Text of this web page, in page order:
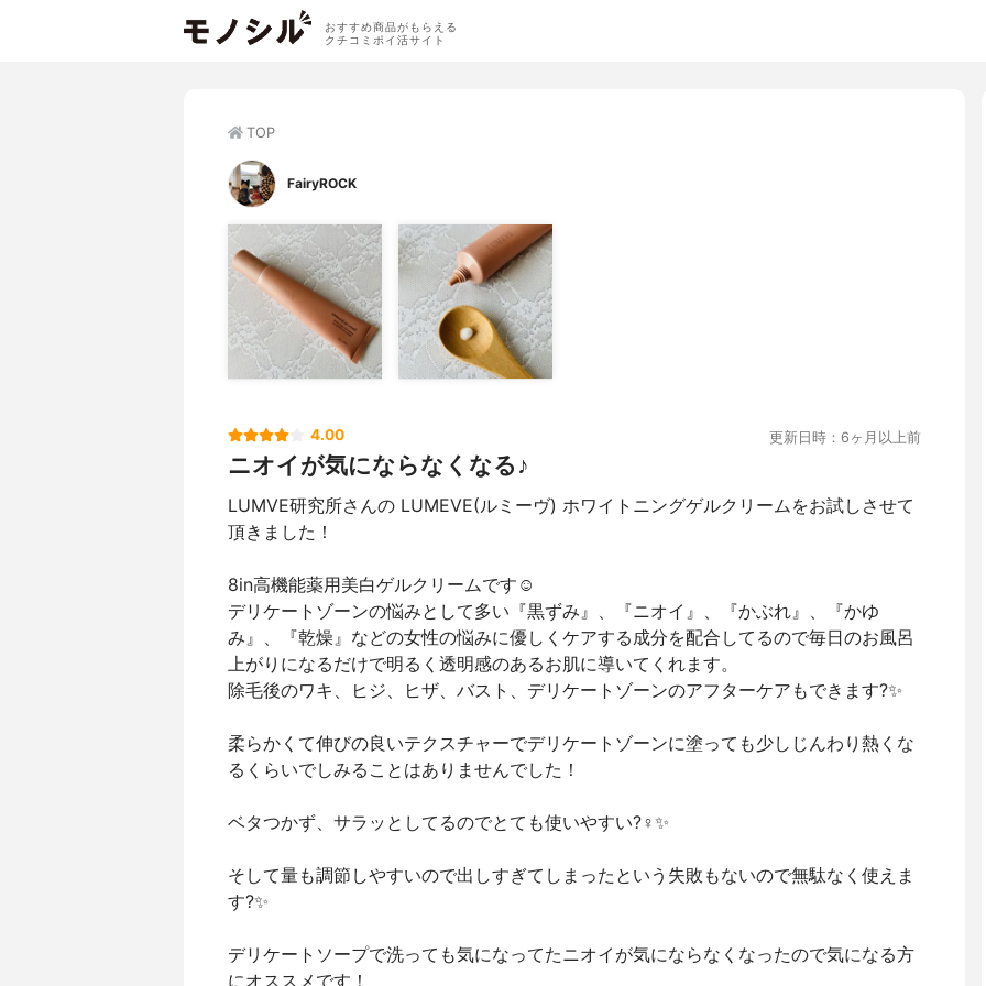
おすすめ商品がもらえる
クチコミポイ活サイト
TOP
FairyROCK
4.00 更新日時：6ヶ月以上前
ニオイが気にならなくなる♪
LUMVE研究所さんの LUMEVE(ルミーヴ) ホワイトニングゲルクリームをお試しさせて
頂きました！
8in高機能薬用美白ゲルクリームです☺︎
デリケートゾーンの悩みとして多い『黒ずみ』、『ニオイ』、『かぶれ』、『かゆ
み』、『乾燥』などの女性の悩みに優しくケアする成分を配合してるので毎日のお風呂
上がりになるだけで明るく透明感のあるお肌に導いてくれます。
除毛後のワキ、ヒジ、ヒザ、バスト、デリケートゾーンのアフターケアもできます?✨
柔らかくて伸びの良いテクスチャーでデリケートゾーンに塗っても少しじんわり熱くな
るくらいでしみることはありませんでした！
ベタつかず、サラッとしてるのでとても使いやすい?‍♀️✨
そして量も調節しやすいので出しすぎてしまったという失敗もないので無駄なく使えま
す?✨
デリケートソープで洗っても気になってたニオイが気にならなくなったので気になる方
にオススメです！